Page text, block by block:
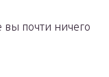
почти ничего